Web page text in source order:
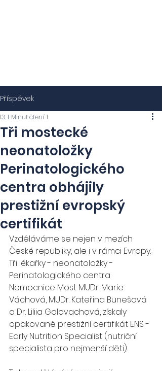
Příspěvek
Tři mostecké
neonatoložky
Perinatologického
centra obhájily
prestižní evropský
certifikát
13. 1.Minut čtení: 1
Vzděláváme se nejen v mezích
České republiky, ale i v rámci Evropy.
Tři lékařky - neonatoložky -
Perinatologického centra
Nemocnice Most MUDr. Marie
Váchová, MUDr. Kateřina Bunešová
a Dr. Liliia Golovachová, získaly
opakovaně prestižní certifikát ENS -
Early Nutrition Specialist (nutriční
specialista pro nejmenší děti).